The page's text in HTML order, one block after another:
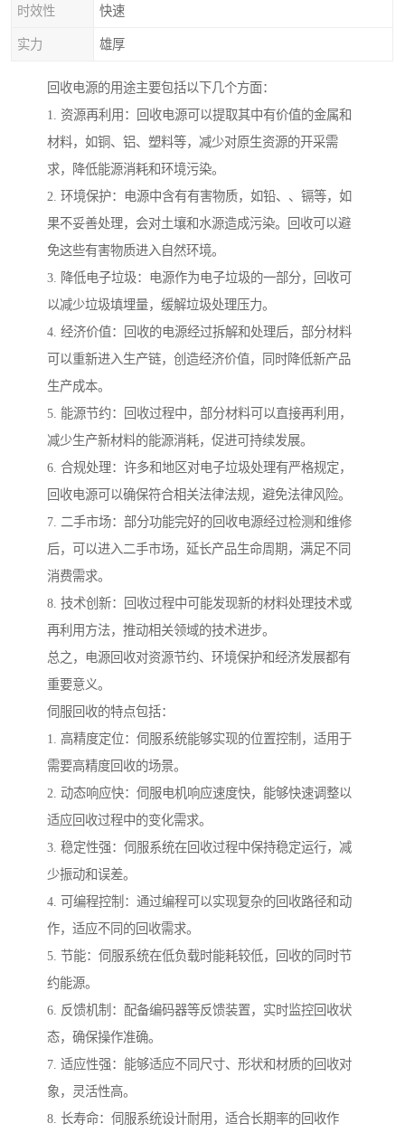
时效性 快速
实力 雄厚
回收电源的用途主要包括以下几个方面：
1. 资源再利用：回收电源可以提取其中有价值的金属和
材料，如铜、铝、塑料等，减少对原生资源的开采需
求，降低能源消耗和环境污染。
2. 环境保护：电源中含有有害物质，如铅、、镉等，如
果不妥善处理，会对土壤和水源造成污染。回收可以避
免这些有害物质进入自然环境。
3. 降低电子垃圾：电源作为电子垃圾的一部分，回收可
以减少垃圾填埋量，缓解垃圾处理压力。
4. 经济价值：回收的电源经过拆解和处理后，部分材料
可以重新进入生产链，创造经济价值，同时降低新产品
生产成本。
5. 能源节约：回收过程中，部分材料可以直接再利用，
减少生产新材料的能源消耗，促进可持续发展。
6. 合规处理：许多和地区对电子垃圾处理有严格规定，
回收电源可以确保符合相关法律法规，避免法律风险。
7. 二手市场：部分功能完好的回收电源经过检测和维修
后，可以进入二手市场，延长产品生命周期，满足不同
消费需求。
8. 技术创新：回收过程中可能发现新的材料处理技术或
再利用方法，推动相关领域的技术进步。
总之，电源回收对资源节约、环境保护和经济发展都有
重要意义。
伺服回收的特点包括：
1. 高精度定位：伺服系统能够实现的位置控制，适用于
需要高精度回收的场景。
2. 动态响应快：伺服电机响应速度快，能够快速调整以
适应回收过程中的变化需求。
3. 稳定性强：伺服系统在回收过程中保持稳定运行，减
少振动和误差。
4. 可编程控制：通过编程可以实现复杂的回收路径和动
作，适应不同的回收需求。
5. 节能：伺服系统在低负载时能耗较低，回收的同时节
约能源。
6. 反馈机制：配备编码器等反馈装置，实时监控回收状
态，确保操作准确。
7. 适应性强：能够适应不同尺寸、形状和材质的回收对
象，灵活性高。
8. 长寿命：伺服系统设计耐用，适合长期率的回收作